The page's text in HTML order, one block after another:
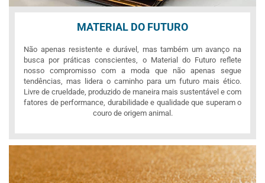
MATERIAL DO FUTURO
Não apenas resistente e durável, mas também um avanço na
busca por práticas conscientes, o Material do Futuro reflete
nosso compromisso com a moda que não apenas segue
tendências, mas lidera o caminho para um futuro mais ético.
Livre de crueldade, produzido de maneira mais sustentável e com
fatores de performance, durabilidade e qualidade que superam o
couro de origem animal.